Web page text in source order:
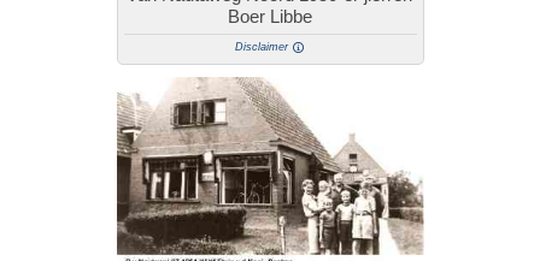
Boer Libbe
Disclaimer